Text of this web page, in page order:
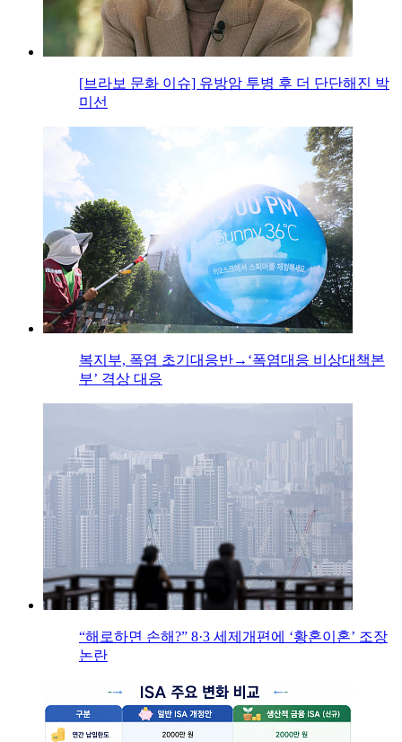
[브라보 문화 이슈] 유방암 투병 후 더 단단해진 박
미선
복지부, 폭염 초기대응반→‘폭염대응 비상대책본
부’ 격상 대응
“해로하면 손해?” 8·3 세제개편에 ‘황혼이혼’ 조장
논란